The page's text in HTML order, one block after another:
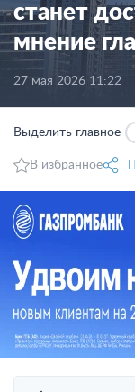
станет
мнение
27 мая 2026 11:22
Выделить главное
В избранное